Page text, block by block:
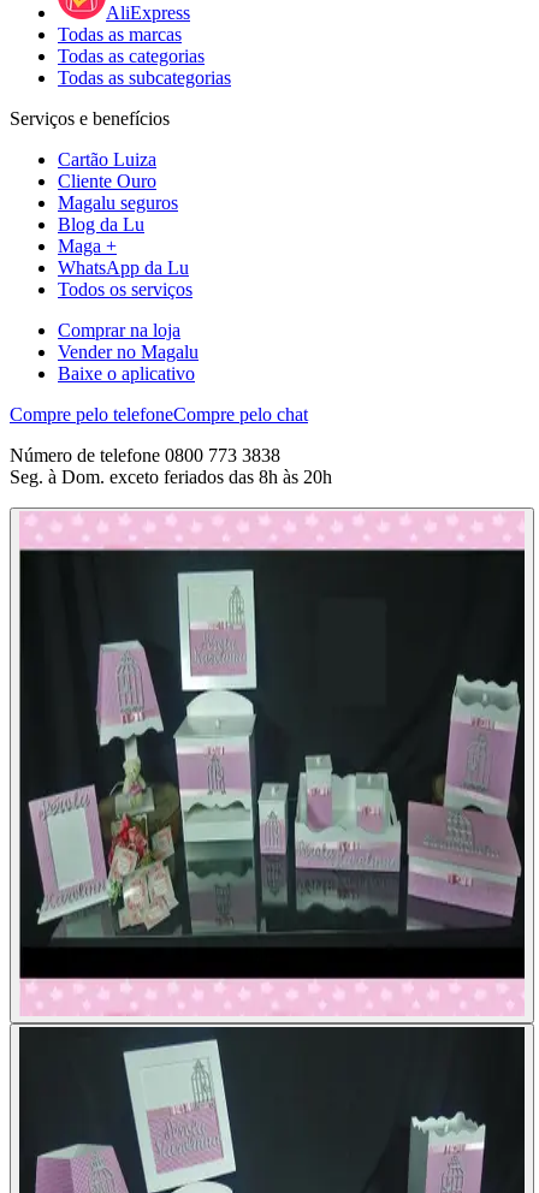
AliExpress
Todas as marcas
Todas as categorias
Todas as subcategorias
Serviços e benefícios
Cartão Luiza
Cliente Ouro
Magalu seguros
Blog da Lu
Maga +
WhatsApp da Lu
Todos os serviços
Comprar na loja
Vender no Magalu
Baixe o aplicativo
Compre pelo telefoneCompre pelo chat
Número de telefone 0800 773 3838
Seg. à Dom. exceto feriados das 8h às 20h